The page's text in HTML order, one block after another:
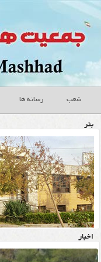
شعب رسانه ها
بنر
اخبار